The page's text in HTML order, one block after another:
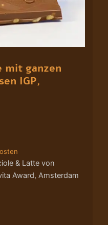
mit ganzen
IGP,
& Latte von
Award, Amsterdam